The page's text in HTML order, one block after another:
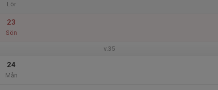
Lör
23
Sön
v.35
24
Mån